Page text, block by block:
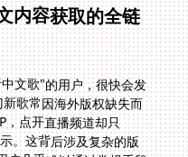
内容获取的全链
文歌"的用户，很快会发
歌常因海外版权缺失而
，点开直播频道却只
。这背后涉及复杂的版
户几乎难以通过常规手段
、腾讯视频、爱奇艺也对
需求痛点早已从单一音乐